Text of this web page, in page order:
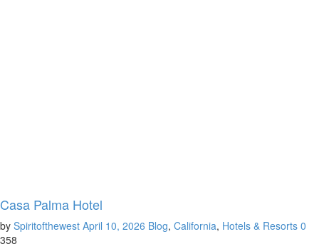
Casa Palma Hotel
by Spiritofthewest April 10, 2026 Blog, California, Hotels & Resorts 0
358